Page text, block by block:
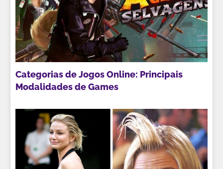
Categorias de Jogos Online: Principais
Modalidades de Games